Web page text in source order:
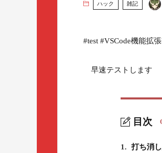
ハック 雑記
#test #VSCode機能拡
早速テストします
目次
1. 打ち消